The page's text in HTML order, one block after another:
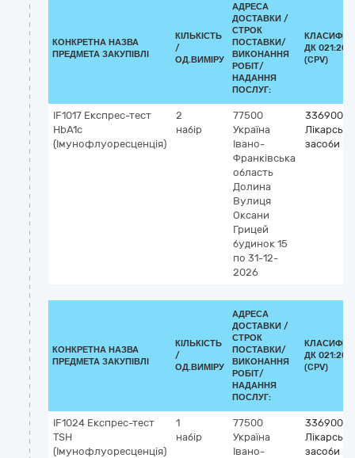
КОНКРЕТНА НАЗВА
ПРЕДМЕТА ЗАКУПІВЛІ
КІЛЬКІСТЬ
/
ОД.ВИМІРУ
АДРЕСА
ДОСТАВКИ /
СТРОК
ПОСТАВКИ/
ВИКОНАННЯ
РОБІТ/
НАДАННЯ
ПОСЛУГ:
ДК
(CPV)
IF1017 Експрес-тест
HbA1c
(Імунофлуоресценція)
2
набір
77500
Україна
Івано-
Франківська
область
Долина
Вулиця
Оксани
Грицей
будинок 15
по 31-12-
2026
Лікарські
засоби
КОНКРЕТНА НАЗВА
ПРЕДМЕТА ЗАКУПІВЛІ
КІЛЬКІСТЬ
/
ОД.ВИМІРУ
АДРЕСА
ДОСТАВКИ /
СТРОК
ПОСТАВКИ/
ВИКОНАННЯ
РОБІТ/
НАДАННЯ
ПОСЛУГ:
ДК
(CPV)
IF1024 Експрес-тест
TSH
(Імунофлуоресценція)
1
набір
77500
Україна
Івано-
Лікарські
засоби